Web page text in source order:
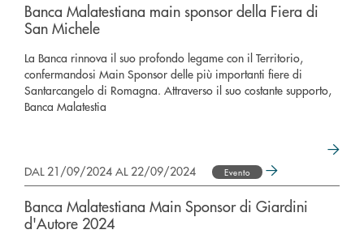
Banca Malatestiana main sponsor della Fiera di
San Michele
La Banca rinnova il suo profondo legame con il Territorio,
confermandosi Main Sponsor delle più importanti fiere di
Santarcangelo di Romagna. Attraverso il suo costante supporto,
Banca Malatestia
DAL 21/09/2024 AL 22/09/2024 Evento
Banca Malatestiana Main Sponsor di Giardini
d'Autore 2024